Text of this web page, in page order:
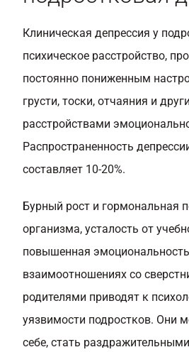
Клиническая депрессия у
психическое расстройство,
постоянно пониженным
грусти, тоски, отчаяния и
расстройствами
Распространенность
составляет 10-20%.
Бурный рост и гормональная
организма, усталость от
повышенная
взаимоотношениях со
родителями приводят к
уязвимости подростков. Они
себе, стать